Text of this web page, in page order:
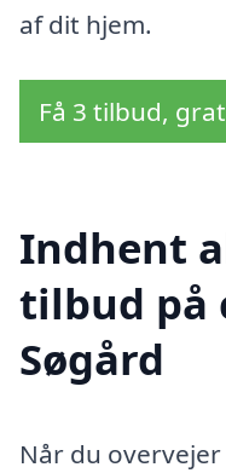
af dit hjem.
Få 3 tilbud,
Indhent
tilbud på
Søgård
Når du